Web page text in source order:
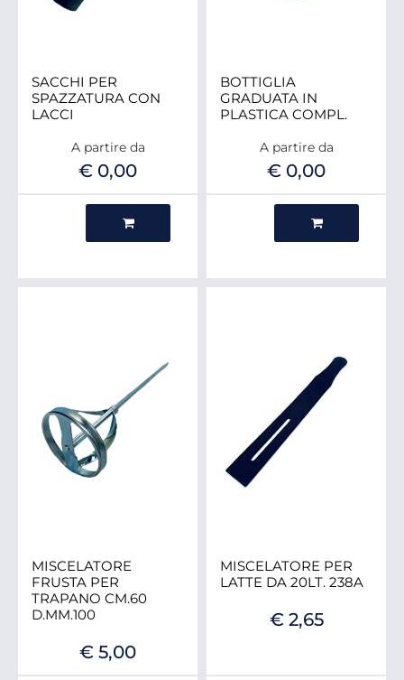
SACCHI PER
SPAZZATURA CON
LACCI
A partire da
€ 0,00
BOTTIGLIA
GRADUATA IN
PLASTICA COMPL.
A partire da
€ 0,00
MISCELATORE
FRUSTA PER
TRAPANO CM.60
D.MM.100
€ 5,00
MISCELATORE PER
LATTE DA 20LT. 238A
€ 2,65